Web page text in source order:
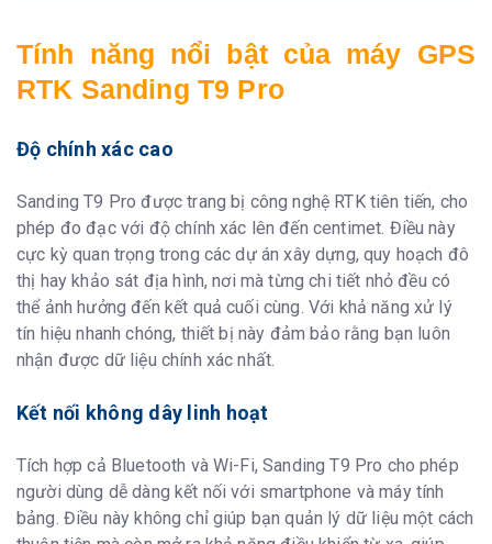
Tính năng nổi bật của máy GPS
RTK Sanding T9 Pro
Độ chính xác cao
Sanding T9 Pro được trang bị công nghệ RTK tiên tiến, cho
phép đo đạc với độ chính xác lên đến centimet. Điều này
cực kỳ quan trọng trong các dự án xây dựng, quy hoạch đô
thị hay khảo sát địa hình, nơi mà từng chi tiết nhỏ đều có
thể ảnh hưởng đến kết quả cuối cùng. Với khả năng xử lý
tín hiệu nhanh chóng, thiết bị này đảm bảo rằng bạn luôn
nhận được dữ liệu chính xác nhất.
Kết nối không dây linh hoạt
Tích hợp cả Bluetooth và Wi-Fi, Sanding T9 Pro cho phép
người dùng dễ dàng kết nối với smartphone và máy tính
bảng. Điều này không chỉ giúp bạn quản lý dữ liệu một cách